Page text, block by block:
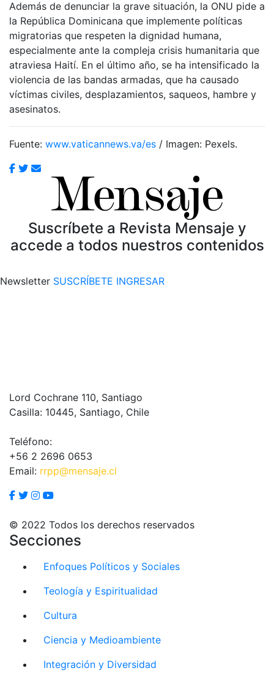
Además de denunciar la grave situación, la ONU pide a
la República Dominicana que implemente políticas
migratorias que respeten la dignidad humana,
especialmente ante la compleja crisis humanitaria que
atraviesa Haití. En el último año, se ha intensificado la
violencia de las bandas armadas, que ha causado
víctimas civiles, desplazamientos, saqueos, hambre y
asesinatos.
Fuente: www.vaticannews.va/es / Imagen: Pexels.
Suscríbete a Revista Mensaje y
accede a todos nuestros contenidos
Newsletter SUSCRÍBETE INGRESAR
Lord Cochrane 110, Santiago
Casilla: 10445, Santiago, Chile
Teléfono:
+56 2 2696 0653
Email: rrpp@mensaje.cl
© 2022 Todos los derechos reservados
Secciones
Enfoques Políticos y Sociales
Teología y Espiritualidad
Cultura
Ciencia y Medioambiente
Integración y Diversidad